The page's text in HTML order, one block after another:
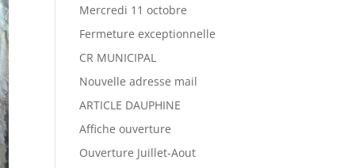
Mercredi 11 octobre
Fermeture exceptionnelle
CR MUNICIPAL
Nouvelle adresse mail
ARTICLE DAUPHINE
Affiche ouverture
Ouverture Juillet-Aout